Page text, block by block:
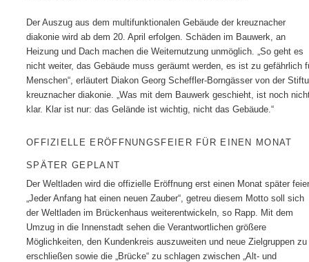
Der Auszug aus dem multifunktionalen Gebäude der kreuznacher
diakonie wird ab dem 20. April erfolgen. Schäden im Bauwerk, an
Heizung und Dach machen die Weiternutzung unmöglich. „So geht es
nicht weiter, das Gebäude muss geräumt werden, es ist zu gefährlich
Menschen“, erläutert Diakon Georg Scheffler-Borngässer von der
kreuznacher diakonie. „Was mit dem Bauwerk geschieht, ist noch
klar. Klar ist nur: das Gelände ist wichtig, nicht das Gebäude.“
OFFIZIELLE ERÖFFNUNGSFEIER FÜR EINEN MONAT
SPÄTER GEPLANT
Der Weltladen wird die offizielle Eröffnung erst einen Monat später
„Jeder Anfang hat einen neuen Zauber“, getreu diesem Motto soll sich
der Weltladen im Brückenhaus weiterentwickeln, so Rapp. Mit dem
Umzug in die Innenstadt sehen die Verantwortlichen größere
Möglichkeiten, den Kundenkreis auszuweiten und neue Zielgruppen zu
erschließen sowie die „Brücke“ zu schlagen zwischen „Alt- und